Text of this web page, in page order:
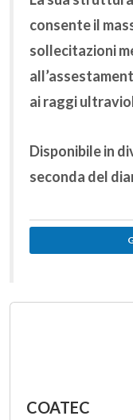
consente il
sollecitazioni
ai raggi
Disponibile in
seconda del
COATEC